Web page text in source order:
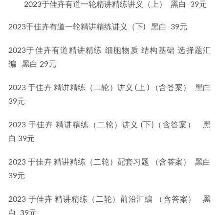
2023于佳卉有道一轮精讲精练讲义（上） 黑白 39元
2023于佳卉有道一轮精讲精练讲义（下)   黑白  39元
2023于佳卉有道精讲精练 细胞物质 结构基础 选择题汇
编   黑白 29元
2023 于佳卉 精讲精练（二轮）讲义 (上 ) （含答案）  黑白
39元
2023 于佳卉 精讲精练（二轮）讲义 (下)（含答案）   黑
白 39元
2023 于佳卉 精讲精练（二轮）配套习题 （含答案）  黑白
39元
2023 于佳卉 精讲精练（二轮）前沿汇编 （含答案）   黑
白  39元